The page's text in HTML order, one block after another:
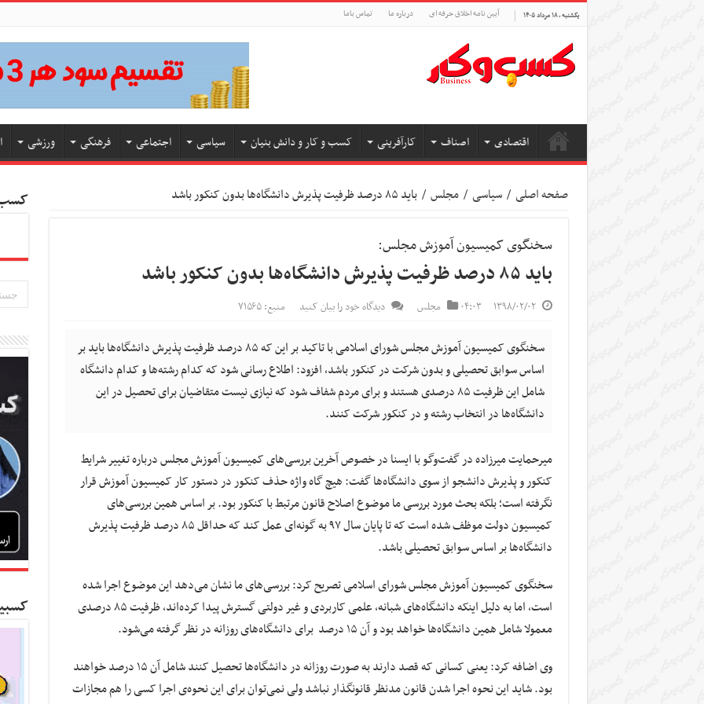
یکشنبه , ۱۸ مرداد ۱۴۰۵ آیین نامه اخلاق حرفه ای درباره ما تماس باما
اقتصادی اصناف کارآفرینی کسب و کار و دانش بنیان سیاسی اجتماعی فرهنگی ورزشی
صفحه اصلی / سیاسی / مجلس / باید ۸۵ درصد ظرفیت پذیرش دانشگاه‌ها بدون کنکور باشد
سخنگوی کمیسیون آموزش مجلس:
باید ۸۵ درصد ظرفیت پذیرش دانشگاه‌ها بدون کنکور باشد
۱۳۹۸/۰۲/۰۲ ۰۴:۰۳ مجلس دیدگاه خود را بیان کنید منبع: ۷۱۵۶۵
سخنگوی کمیسیون آموزش مجلس شورای اسلامی با تاکید بر این که ۸۵ درصد ظرفیت پذیرش دانشگاه‌ها باید بر
اساس سوابق تحصیلی و بدون شرکت در کنکور باشد، افزود: اطلاع رسانی شود که کدام رشته‌ها و کدام دانشگاه
شامل این ظرفیت ۸۵ درصدی هستند و برای مردم شفاف شود که نیازی نیست متقاضیان برای تحصیل در این
دانشگاه‌ها در انتخاب رشته و در کنکور شرکت کنند.
میرحمایت میرزاده در گفت‌وگو با ایسنا در خصوص آخرین بررسی‌های کمیسیون آموزش مجلس درباره تغییر شرایط
کنکور و پذیرش دانشجو از سوی دانشگاه‌ها گفت: هیچ گاه واژه حذف کنکور در دستور کار کمیسیون آموزش قرار
نگرفته است؛ بلکه بحث مورد بررسی ما موضوع اصلاح قانون مرتبط با کنکور بود. بر اساس همین بررسی‌های
کمیسیون دولت موظف شده است که تا پایان سال ۹۷ به گونه‌ای عمل کند که حداقل ۸۵ درصد ظرفیت پذیرش
دانشگاه‌ها بر اساس سوابق تحصیلی باشد.
سخنگوی کمیسیون آموزش مجلس شورای اسلامی تصریح کرد: بررسی‌های ما نشان می‌دهد این موضوع اجرا شده
است، اما به دلیل اینکه دانشگاه‌های شبانه، علمی کاربردی و غیر دولتی گسترش پیدا کرده‌اند، ظرفیت ۸۵ درصدی
معمولا شامل همین دانشگاه‌ها خواهد بود و آن ۱۵ درصد برای دانشگاه‌های روزانه در نظر گرفته می‌شود.
وی اضافه کرد: یعنی کسانی که قصد دارند به صورت روزانه در دانشگاه‌ها تحصیل کنند شامل آن ۱۵ درصد خواهند
بود. شاید این نحوه اجرا شدن قانون مدنظر قانونگذار نباشد ولی نمی‌توان برای این نحوه‌ی اجرا کسی را هم مجازات
کسب